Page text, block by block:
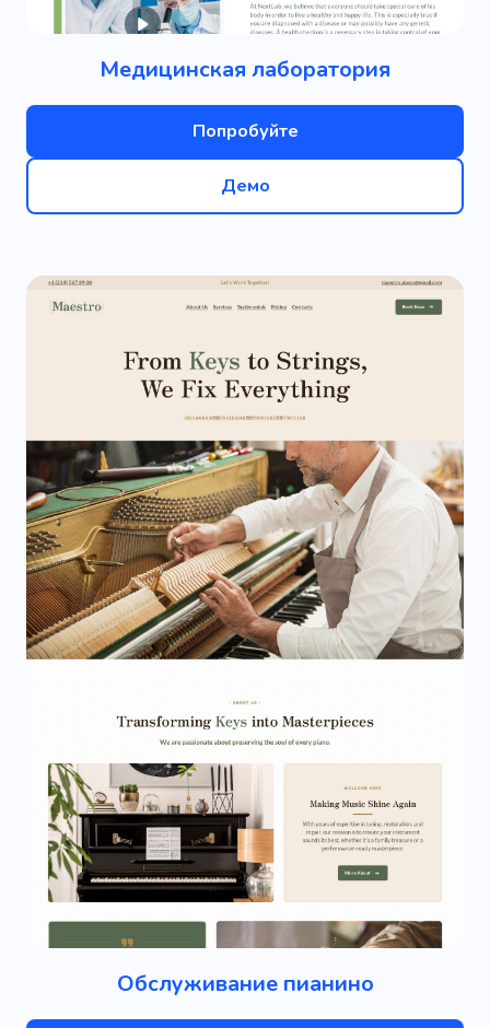
Медицинская лаборатория
Попробуйте
Демо
Обслуживание пианино